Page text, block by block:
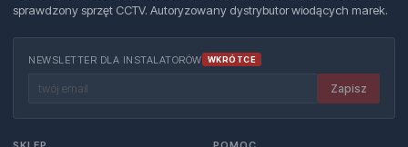
sprawdzony sprzęt CCTV. Autoryzowany dystrybutor wiodących marek.
NEWSLETTER DLA INSTALATORÓW WKRÓTCE
Zapisz